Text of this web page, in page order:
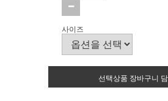
사이즈
선택상품 장바구니